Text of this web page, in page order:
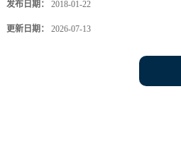
发布日期： 2018-01-22
更新日期： 2026-07-13